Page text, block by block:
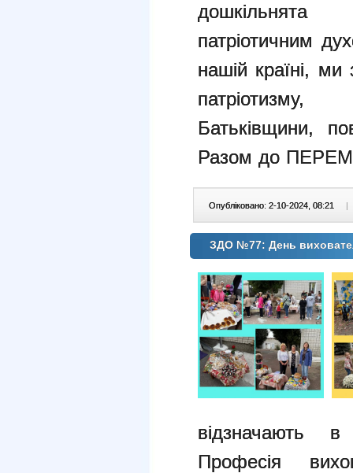
патріотичним
нашій країні,
Батьківщини,
Разом до
Опубліковано: 2-10-2024, 08:21 |
ЗДО №77: День
відзначають
Професія